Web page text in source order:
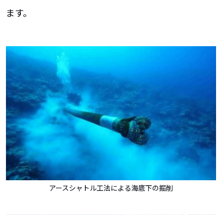
ます。
アースシャトル工法による海底下の掘削